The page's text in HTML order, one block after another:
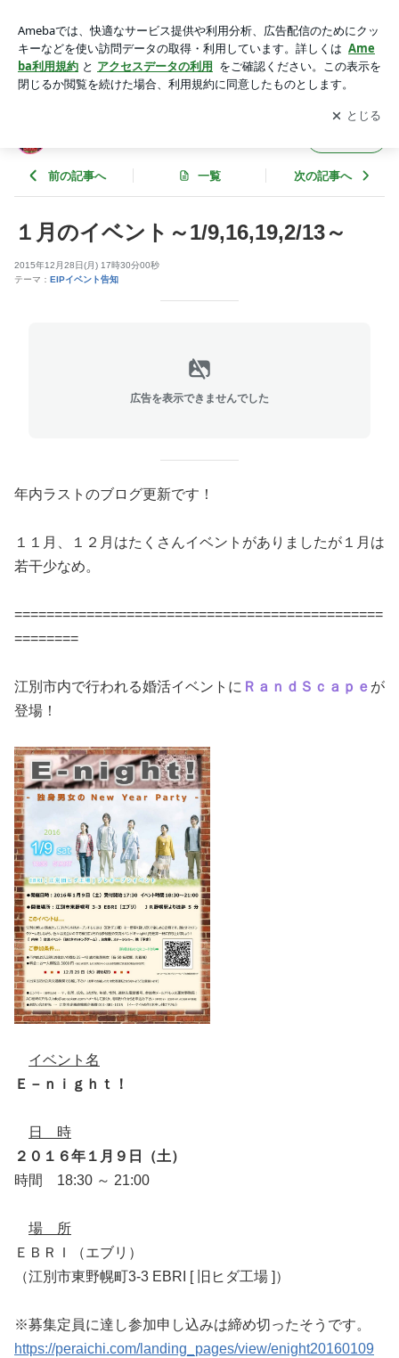
アプリをダウンロードして ブログの更新通知
を受け取りまし
ょう。
開く
前の記事へ 一覧 次の記事へ
１月のイベント～1/9,16,19,2/13～
2015年12月28日(月) 17時30分00秒
テーマ： EIPイベント告知
広告を表示できませんでした
年内ラストのブログ更新です！
１１月、１２月はたくさんイベントがありましたが１月は
若干少なめ。
==============================================
========
江別市内で行われる婚活イベントに ＲａｎｄＳｃａｐｅ が
登場！
イベント名
Ｅ－ｎｉｇｈｔ！
日 時
２０１６年１月９日（土）
時間 18:30 ～ 21:00
場 所
ＥＢＲＩ（エブリ）
（江別市東野幌町3-3 EBRI [ 旧ヒダ工場 ]）
※募集定員に達し参加申し込みは締め切ったそうです。
https://peraichi.com/landing_pages/view/enight20160109